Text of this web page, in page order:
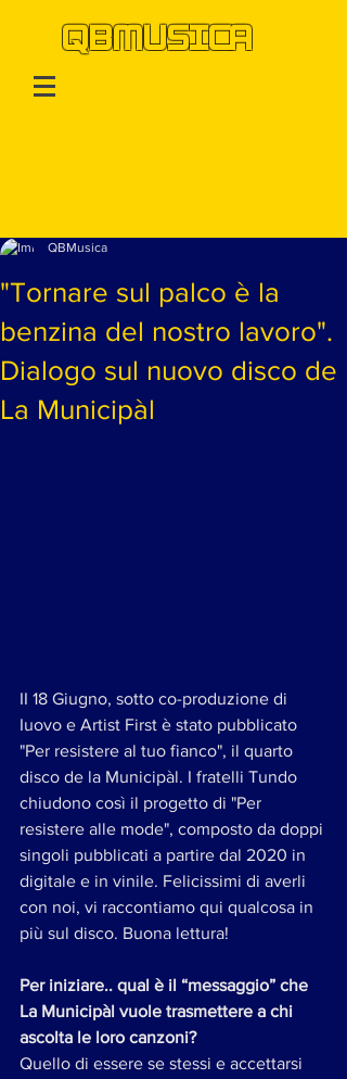
QBMUSICA
"Tornare sul palco è la
benzina del nostro lavoro".
Dialogo sul nuovo disco de
La Municipàl
QBMusica
II 18 Giugno, sotto co-produzione di
Iuovo e Artist First è stato pubblicato
"Per resistere al tuo fianco", il quarto
disco de la Municipàl. I fratelli Tundo
chiudono così il progetto di "Per
resistere alle mode", composto da doppi
singoli pubblicati a partire dal 2020 in
digitale e in vinile. Felicissimi di averli
con noi, vi raccontiamo qui qualcosa in
più sul disco. Buona lettura!
Per iniziare.. qual è il “messaggio” che
La Municipàl vuole trasmettere a chi
ascolta le loro canzoni?
Quello di essere se stessi e accettarsi